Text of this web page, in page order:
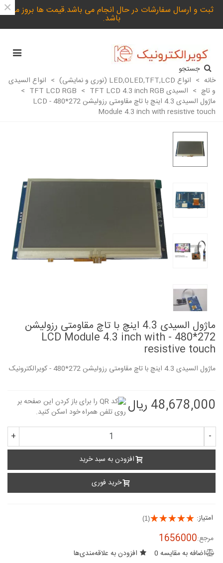
ثبت و ارسال سفارشات در حال انجام می باشد.قیمت ها بروز می
باشد.
×
جستجو
خانه > انواع LED,OLED,TFT,LCD (نوری و نمایشی) > انواع السیدی
و تاچ > السیدی TFT LCD RGB > TFT LCD 4.3 inch RGB
>
ماژول السیدی 4.3 اینچ با تاچ مقاومتی رزولیشن 272*480 - LCD
Module 4.3 inch with resistive touch
ماژول السیدی 4.3 اینچ با تاچ مقاومتی رزولیشن
272*480 - LCD Module 4.3 inch with
resistive touch
ماژول السیدی 4.3 اینچ با تاچ مقاومتی رزولیشن 272*480 - کویرالکترونیک
48,678,000 ریال
-
+
افزودن به سبد خرید
خرید فوری
امتیاز: (1)
مرجع:1656000
اضافه به مقایسه 0 افزودن به علاقه‌مندی‌ها